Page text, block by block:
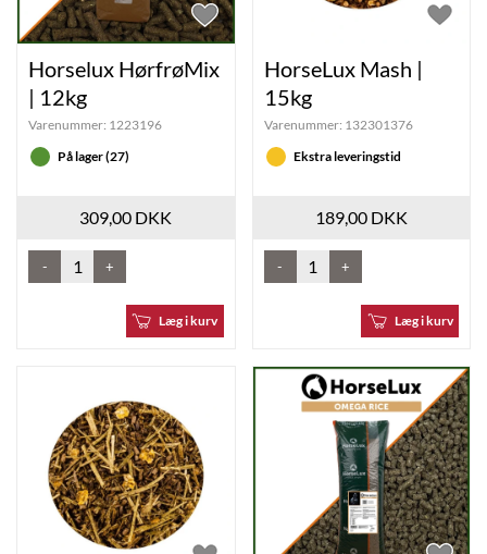
Horselux HørfrøMix
| 12kg
Varenummer: 1223196
På lager (27)
309,00 DKK
- +
Læg i kurv
HorseLux Mash |
15kg
Varenummer: 132301376
Ekstra leveringstid
189,00 DKK
- +
Læg i kurv